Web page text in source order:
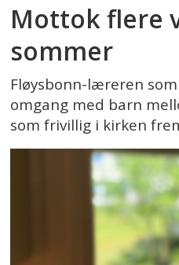
Mottok flere
sommer
Fløysbonn-læreren
omgang med barn
som frivillig i kirken